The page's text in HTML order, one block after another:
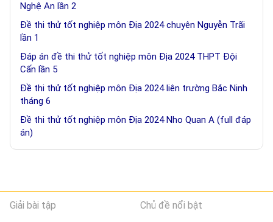
Nghệ An lần 2
Đề thi thử tốt nghiệp môn Địa 2024 chuyên Nguyễn Trãi
lần 1
Đáp án đề thi thử tốt nghiệp môn Địa 2024 THPT Đội
Cấn lần 5
Đề thi thử tốt nghiệp môn Địa 2024 liên trường Bắc Ninh
tháng 6
Đề thi thử tốt nghiệp môn Địa 2024 Nho Quan A (full đáp
án)
Giải bài tập Chủ đề nổi bật